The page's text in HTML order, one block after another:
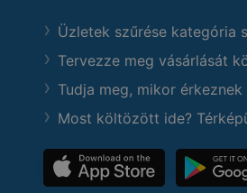
Üzletek szűrése kategória
Tervezze meg vásárlását
Tudja meg, mikor
Most költözött ide?